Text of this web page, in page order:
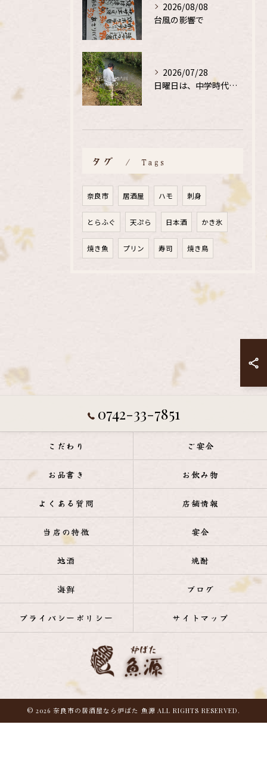
2026/08/08
台風の影響で
2026/07/28
日曜日は、中学時代の、同級生と鮎釣り
タグ Tags
奈良市 居酒屋 ハモ 刺身
とらふぐ 天ぷら 日本酒 かき氷
焼き魚 プリン 寿司 焼き鳥
0742-33-7851
こだわり ご宴会
お品書き お飲み物
よくある質問 店舗情報
当店の特徴 宴会
地酒 焼酎
海鮮 ブログ
プライバシーポリシー サイトマップ
© 2026 奈良市の居酒屋なら炉ばた 魚源 ALL RIGHTS RESERVED.